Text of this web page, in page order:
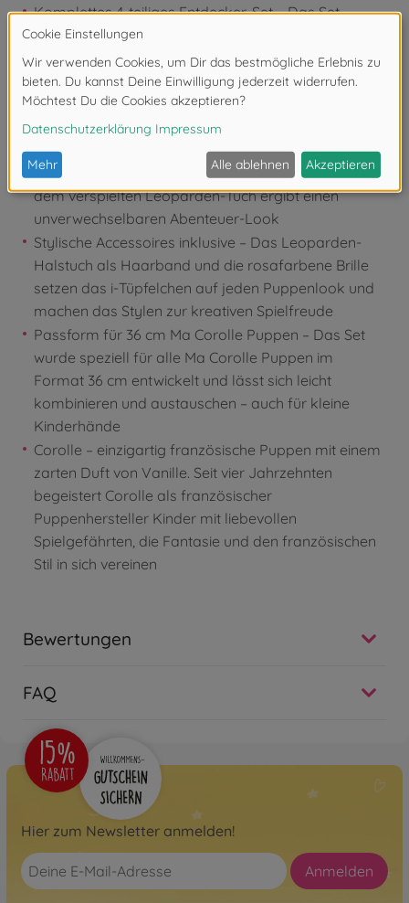
Komplettes 4-teiliges Entdecker-Set – Das Set
enthält eine beerefarbene Cordhose-Latzhose, eine
cremefarbene Fellweste, ein Leoparden-Halstuch
und eine passende Brille – ein vollständiger Look für
jede 36 cm Ma Corolle Puppe
Trendiger Stil mit Charme – Die Kombination aus der
beerefarben Cord-Latzhose mit Camping-Aufdruck,
der flauschigen Fellweste mit Corolle-Schriftzug und
dem verspielten Leoparden-Tuch ergibt einen
unverwechselbaren Abenteuer-Look
Stylische Accessoires inklusive – Das Leoparden-
Halstuch als Haarband und die rosafarbene Brille
setzen das i-Tüpfelchen auf jeden Puppenlook und
machen das Stylen zur kreativen Spielfreude
Passform für 36 cm Ma Corolle Puppen – Das Set
wurde speziell für alle Ma Corolle Puppen im
Format 36 cm entwickelt und lässt sich leicht
kombinieren und austauschen – auch für kleine
Kinderhände
Corolle – einzigartig französische Puppen mit einem
zarten Duft von Vanille. Seit vier Jahrzehnten
begeistert Corolle als französischer
Puppenhersteller Kinder mit liebevollen
Spielgefährten, die Fantasie und den französischen
Stil in sich vereinen
Bewertungen
FAQ
Hier zum Newsletter anmelden!
Anmelden